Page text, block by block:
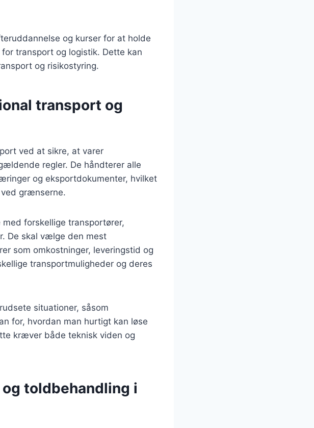
og kurser for at holde
transport og logistik. Dette kan
og risikostyring.
transport og
ved at sikre, at varer
regler. De håndterer alle
og eksportdokumenter, hvilket
grænserne.
forskellige transportører,
De skal vælge den mest
som omkostninger, leveringstid og
transportmuligheder og deres
situationer, såsom
for, hvordan man hurtigt kan løse
kræver både teknisk viden og
toldbehandling i